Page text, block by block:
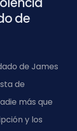
de
de James
de
más que
y los